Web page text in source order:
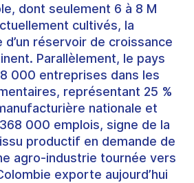
dont seulement 6 à 8 M
cultivés, la
réservoir de croissance
Parallèlement, le pays
000 entreprises dans les
représentant 25 %
nationale et
000 emplois, signe de la
productif en demande de
agro-industrie tournée vers
exporte aujourd’hui